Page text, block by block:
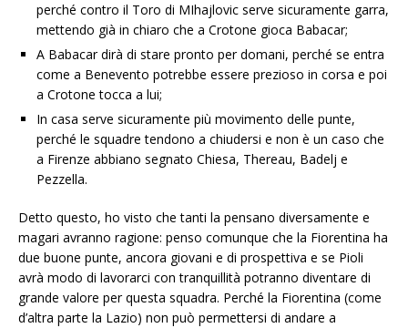
perché contro il Toro di MIhajlovic serve sicuramente garra,
mettendo già in chiaro che a Crotone gioca Babacar;
A Babacar dirà di stare pronto per domani, perché se entra
come a Benevento potrebbe essere prezioso in corsa e poi
a Crotone tocca a lui;
In casa serve sicuramente più movimento delle punte,
perché le squadre tendono a chiudersi e non è un caso che
a Firenze abbiano segnato Chiesa, Thereau, Badelj e
Pezzella.
Detto questo, ho visto che tanti la pensano diversamente e
magari avranno ragione: penso comunque che la Fiorentina ha
due buone punte, ancora giovani e di prospettiva e se Pioli
avrà modo di lavorarci con tranquillità potranno diventare di
grande valore per questa squadra. Perché la Fiorentina (come
d’altra parte la Lazio) non può permettersi di andare a